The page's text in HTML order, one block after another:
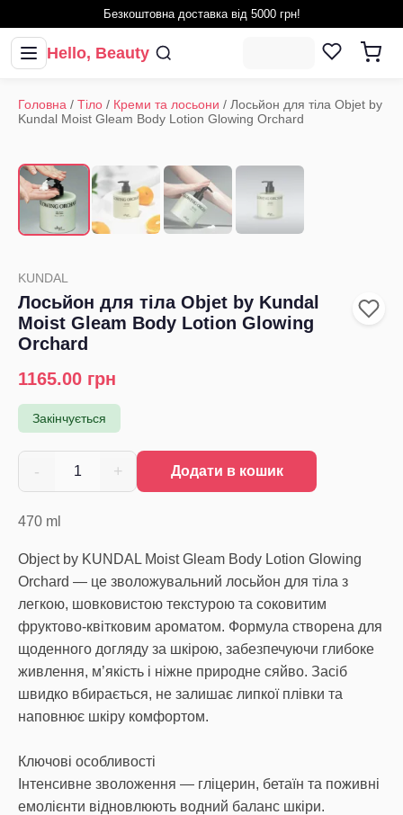
Безкоштовна доставка від 5000 грн!
Hello, Beauty
Головна / Тіло / Креми та лосьони / Лосьйон для тіла Objet by
Kundal Moist Gleam Body Lotion Glowing Orchard
KUNDAL
Лосьйон для тіла Objet by Kundal
Moist Gleam Body Lotion Glowing
Orchard
1165.00 грн
Закінчується
- 1 + Додати в кошик
470 ml
Object by KUNDAL Moist Gleam Body Lotion Glowing
Orchard — це зволожувальний лосьйон для тіла з
легкою, шовковистою текстурою та соковитим
фруктово-квітковим ароматом. Формула створена для
щоденного догляду за шкірою, забезпечуючи глибоке
живлення, м’якість і ніжне природне сяйво. Засіб
швидко вбирається, не залишає липкої плівки та
наповнює шкіру комфортом.
Ключові особливості
Інтенсивне зволоження — гліцерин, бетаїн та поживні
емолієнти відновлюють водний баланс шкіри.